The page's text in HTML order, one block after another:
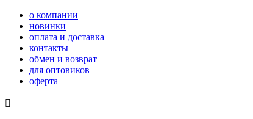
о компании
новинки
оплата и доставка
контакты
обмен и возврат
для оптовиков
оферта
